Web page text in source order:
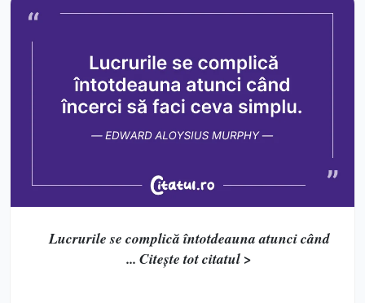
Lucrurile se complică întotdeauna atunci când
... Citește tot citatul >